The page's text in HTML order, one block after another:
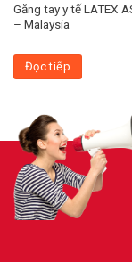
Găng tay y tế LATEX
– Malaysia
Đọc tiếp